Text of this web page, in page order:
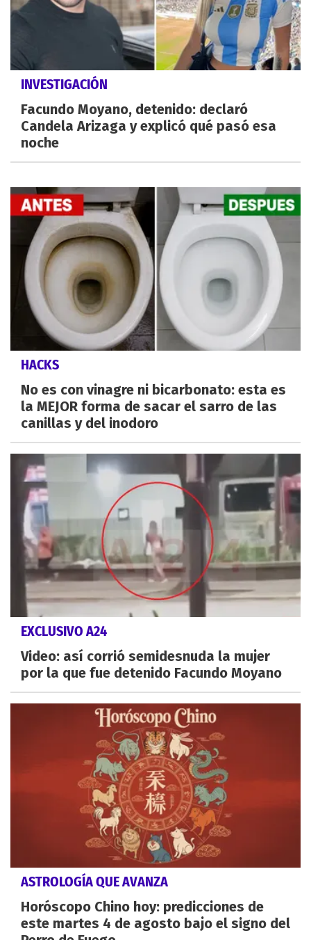
INVESTIGACIÓN
Facundo Moyano, detenido: declaró
Candela Arizaga y explicó qué pasó esa
noche
HACKS
No es con vinagre ni bicarbonato: esta es
la MEJOR forma de sacar el sarro de las
canillas y del inodoro
EXCLUSIVO A24
Video: así corrió semidesnuda la mujer
por la que fue detenido Facundo Moyano
ASTROLOGÍA QUE AVANZA
Horóscopo Chino hoy: predicciones de
este martes 4 de agosto bajo el signo del